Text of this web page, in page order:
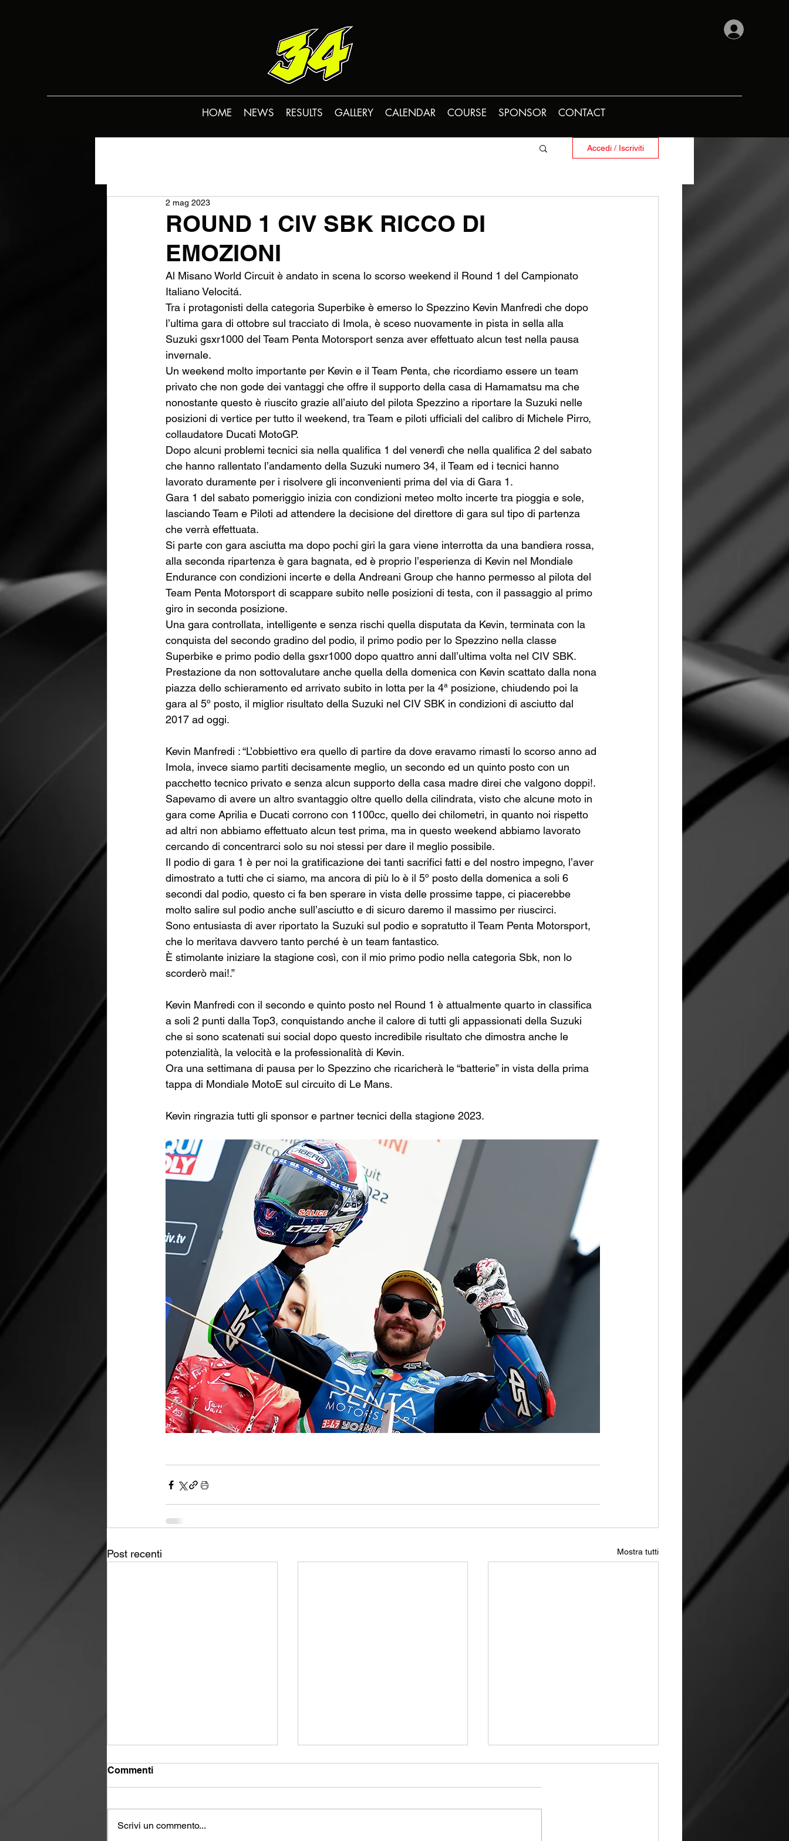
HOME NEWS RESULTS GALLERY CALENDAR COURSE SPONSOR CONTACT
Accedi / Iscriviti
ROUND 1 CIV SBK RICCO DI
EMOZIONI
2 mag 2023
Al Misano World Circuit è andato in scena lo scorso weekend il Round 1 del Campionato
Italiano Velocitá.
Tra i protagonisti della categoria Superbike è emerso lo Spezzino Kevin Manfredi che dopo
l’ultima gara di ottobre sul tracciato di Imola, è sceso nuovamente in pista in sella alla
Suzuki gsxr1000 del Team Penta Motorsport senza aver effettuato alcun test nella pausa
invernale.
Un weekend molto importante per Kevin e il Team Penta, che ricordiamo essere un team
privato che non gode dei vantaggi che offre il supporto della casa di Hamamatsu ma che
nonostante questo è riuscito grazie all’aiuto del pilota Spezzino a riportare la Suzuki nelle
posizioni di vertice per tutto il weekend, tra Team e piloti ufficiali del calibro di Michele Pirro,
collaudatore Ducati MotoGP.
Dopo alcuni problemi tecnici sia nella qualifica 1 del venerdì che nella qualifica 2 del sabato
che hanno rallentato l’andamento della Suzuki numero 34, il Team ed i tecnici hanno
lavorato duramente per i risolvere gli inconvenienti prima del via di Gara 1.
Gara 1 del sabato pomeriggio inizia con condizioni meteo molto incerte tra pioggia e sole,
lasciando Team e Piloti ad attendere la decisione del direttore di gara sul tipo di partenza
che verrà effettuata.
Si parte con gara asciutta ma dopo pochi giri la gara viene interrotta da una bandiera rossa,
alla seconda ripartenza è gara bagnata, ed è proprio l’esperienza di Kevin nel Mondiale
Endurance con condizioni incerte e della Andreani Group che hanno permesso al pilota del
Team Penta Motorsport di scappare subito nelle posizioni di testa, con il passaggio al primo
giro in seconda posizione.
Una gara controllata, intelligente e senza rischi quella disputata da Kevin, terminata con la
conquista del secondo gradino del podio, il primo podio per lo Spezzino nella classe
Superbike e primo podio della gsxr1000 dopo quattro anni dall’ultima volta nel CIV SBK.
Prestazione da non sottovalutare anche quella della domenica con Kevin scattato dalla nona
piazza dello schieramento ed arrivato subito in lotta per la 4ª posizione, chiudendo poi la
gara al 5º posto, il miglior risultato della Suzuki nel CIV SBK in condizioni di asciutto dal
2017 ad oggi.
Kevin Manfredi : “L’obbiettivo era quello di partire da dove eravamo rimasti lo scorso anno ad
Imola, invece siamo partiti decisamente meglio, un secondo ed un quinto posto con un
pacchetto tecnico privato e senza alcun supporto della casa madre direi che valgono doppi!.
Sapevamo di avere un altro svantaggio oltre quello della cilindrata, visto che alcune moto in
gara come Aprilia e Ducati corrono con 1100cc, quello dei chilometri, in quanto noi rispetto
ad altri non abbiamo effettuato alcun test prima, ma in questo weekend abbiamo lavorato
cercando di concentrarci solo su noi stessi per dare il meglio possibile.
Il podio di gara 1 è per noi la gratificazione dei tanti sacrifici fatti e del nostro impegno, l’aver
dimostrato a tutti che ci siamo, ma ancora di più lo è il 5º posto della domenica a soli 6
secondi dal podio, questo ci fa ben sperare in vista delle prossime tappe, ci piacerebbe
molto salire sul podio anche sull’asciutto e di sicuro daremo il massimo per riuscirci.
Sono entusiasta di aver riportato la Suzuki sul podio e sopratutto il Team Penta Motorsport,
che lo meritava davvero tanto perché è un team fantastico.
È stimolante iniziare la stagione così, con il mio primo podio nella categoria Sbk, non lo
scorderò mai!.”
Kevin Manfredi con il secondo e quinto posto nel Round 1 è attualmente quarto in classifica
a soli 2 punti dalla Top3, conquistando anche il calore di tutti gli appassionati della Suzuki
che si sono scatenati sui social dopo questo incredibile risultato che dimostra anche le
potenzialità, la velocità e la professionalità di Kevin.
Ora una settimana di pausa per lo Spezzino che ricaricherà le “batterie” in vista della prima
tappa di Mondiale MotoE sul circuito di Le Mans.
Kevin ringrazia tutti gli sponsor e partner tecnici della stagione 2023.
Post recenti Mostra tutti
Commenti
Scrivi un commento...